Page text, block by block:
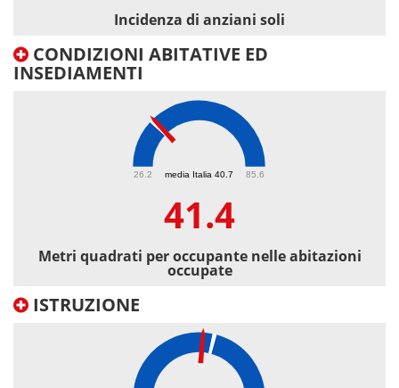
Incidenza di anziani soli
CONDIZIONI ABITATIVE ED
INSEDIAMENTI
media Italia 40.7
26.2 85.6
41.4
Metri quadrati per occupante nelle abitazioni
occupate
ISTRUZIONE